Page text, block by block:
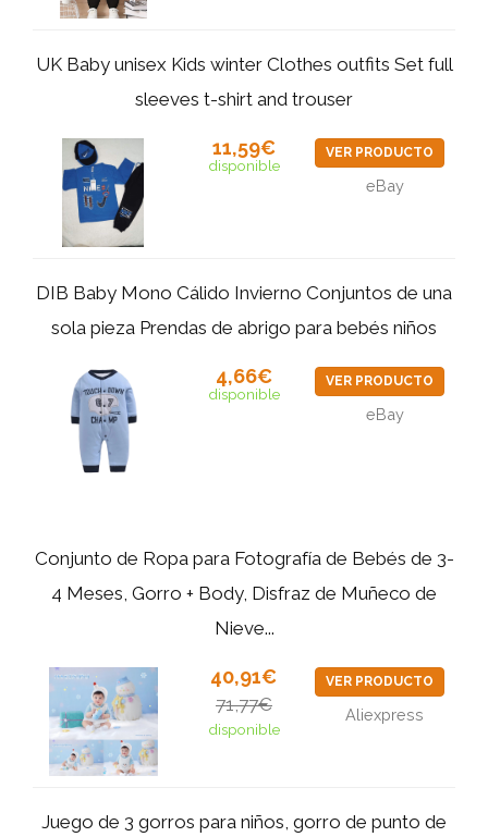
UK Baby unisex Kids winter Clothes outfits Set full
sleeves t-shirt and trouser
11,59€
disponible
VER PRODUCTO
eBay
DIB Baby Mono Cálido Invierno Conjuntos de una
sola pieza Prendas de abrigo para bebés niños
4,66€
disponible
VER PRODUCTO
eBay
Conjunto de Ropa para Fotografía de Bebés de 3-
4 Meses, Gorro + Body, Disfraz de Muñeco de
Nieve...
40,91€
71,77€
disponible
VER PRODUCTO
Aliexpress
Juego de 3 gorros para niños, gorro de punto de